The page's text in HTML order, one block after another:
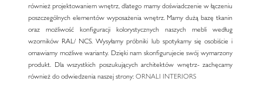
również projektowaniem wnętrz, dlatego mamy doświadczenie w łączeniu
poszczególnych elementów wyposażenia wnętrz. Mamy dużą bazę tkanin
oraz możliwość konfiguracji kolorystycznych naszych mebli według
wzorników RAL/ NCS. Wysyłamy próbniki lub spotykamy się osobiście i
omawiamy możliwe warianty. Dzięki nam skonfigurujecie swój wymarzony
produkt. Dla wszystkich poszukujących architektów wnętrz- zachęcamy
również do odwiedzenia naszej strony:ORNALI INTERIORS